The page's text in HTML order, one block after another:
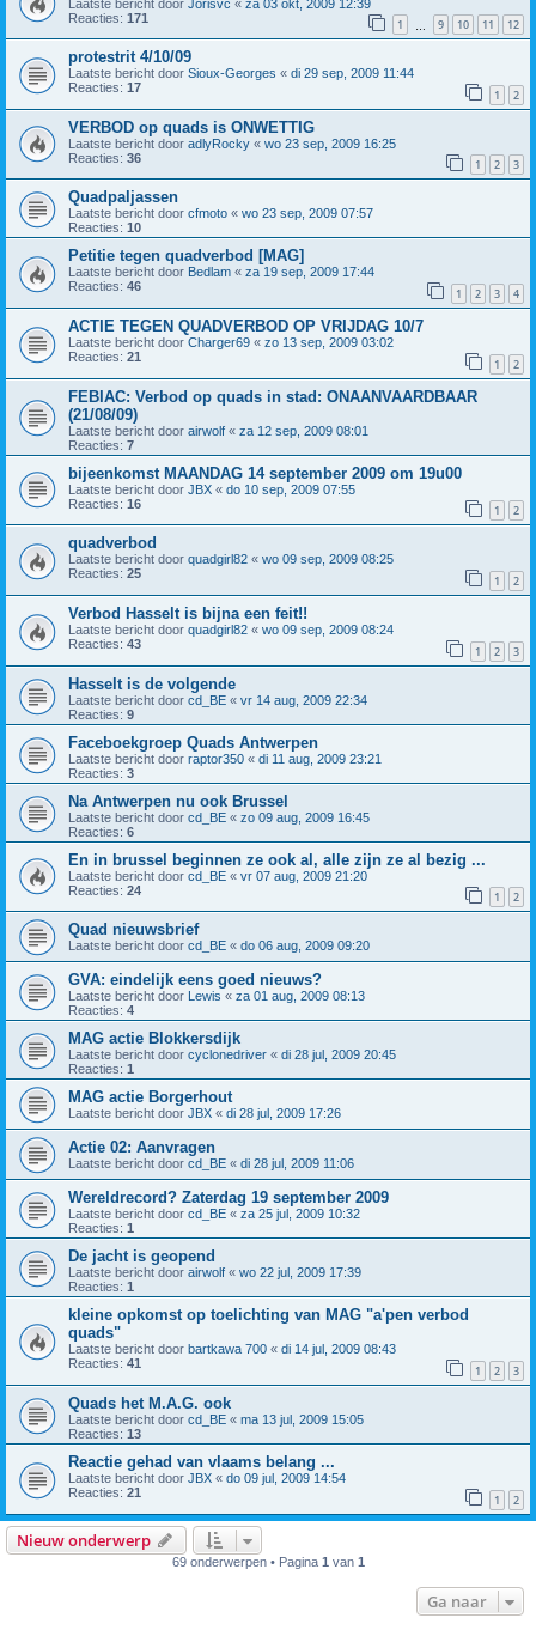
Laatste bericht door Jorisvc « za 03 okt, 2009 12:39
Reacties: 171 1 9 10 11 12
protestrit 4/10/09
Laatste bericht door Sioux-Georges « di 29 sep, 2009 11:44
Reacties: 17 1 2
VERBOD op quads is ONWETTIG
Laatste bericht door adlyRocky « wo 23 sep, 2009 16:25
Reacties: 36 1 2 3
Quadpaljassen
Laatste bericht door cfmoto « wo 23 sep, 2009 07:57
Reacties: 10
Petitie tegen quadverbod [MAG]
Laatste bericht door Bedlam « za 19 sep, 2009 17:44
Reacties: 46 1 2 3 4
ACTIE TEGEN QUADVERBOD OP VRIJDAG 10/7
Laatste bericht door Charger69 « zo 13 sep, 2009 03:02
Reacties: 21 1 2
FEBIAC: Verbod op quads in stad: ONAANVAARDBAAR
(21/08/09)
Laatste bericht door airwolf « za 12 sep, 2009 08:01
Reacties: 7
bijeenkomst MAANDAG 14 september 2009 om 19u00
Laatste bericht door JBX « do 10 sep, 2009 07:55
Reacties: 16 1 2
quadverbod
Laatste bericht door quadgirl82 « wo 09 sep, 2009 08:25
Reacties: 25 1 2
Verbod Hasselt is bijna een feit!!
Laatste bericht door quadgirl82 « wo 09 sep, 2009 08:24
Reacties: 43 1 2 3
Hasselt is de volgende
Laatste bericht door cd_BE « vr 14 aug, 2009 22:34
Reacties: 9
Faceboekgroep Quads Antwerpen
Laatste bericht door raptor350 « di 11 aug, 2009 23:21
Reacties: 3
Na Antwerpen nu ook Brussel
Laatste bericht door cd_BE « zo 09 aug, 2009 16:45
Reacties: 6
En in brussel beginnen ze ook al, alle zijn ze al bezig ...
Laatste bericht door cd_BE « vr 07 aug, 2009 21:20
Reacties: 24 1 2
Quad nieuwsbrief
Laatste bericht door cd_BE « do 06 aug, 2009 09:20
GVA: eindelijk eens goed nieuws?
Laatste bericht door Lewis « za 01 aug, 2009 08:13
Reacties: 4
MAG actie Blokkersdijk
Laatste bericht door cyclonedriver « di 28 jul, 2009 20:45
Reacties: 1
MAG actie Borgerhout
Laatste bericht door JBX « di 28 jul, 2009 17:26
Actie 02: Aanvragen
Laatste bericht door cd_BE « di 28 jul, 2009 11:06
Wereldrecord? Zaterdag 19 september 2009
Laatste bericht door cd_BE « za 25 jul, 2009 10:32
Reacties: 1
De jacht is geopend
Laatste bericht door airwolf « wo 22 jul, 2009 17:39
Reacties: 1
kleine opkomst op toelichting van MAG "a'pen verbod
quads"
Laatste bericht door bartkawa 700 « di 14 jul, 2009 08:43
Reacties: 41 1 2 3
Quads het M.A.G. ook
Laatste bericht door cd_BE « ma 13 jul, 2009 15:05
Reacties: 13
Reactie gehad van vlaams belang ...
Laatste bericht door JBX « do 09 jul, 2009 14:54
Reacties: 21 1 2
Nieuw onderwerp
69 onderwerpen • Pagina 1 van 1
Ga naar